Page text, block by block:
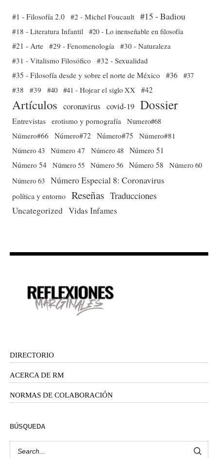
#1 - Filosofía 2.0 #2 - Michel Foucault #15 - Badiou
#18 - Literatura Infantil #20 - Lo inenseñable en filosofía
#21 - Arte #29 - Fenomenología
#30 - Naturaleza
#31 - Vitalismo Filosófico
#32 - Sexualidad
#35 - Filosofía desde y sobre el norte de México #36 #37
#38
#39 #40 #41 - Hojear el siglo XX #42
Artículos coronavirus covid-19 Dossier
Entrevistas erotismo y pornografía
Numero#68
Número#66
Número#72 Número#75
Número#81
Número 43 Número 47 Número 48 Número 51
Número 54 Número 55 Número 56 Número 58
Número 60
Número 63 Número Especial 8: Coronavirus
política y entorno Reseñas Traducciones
Uncategorized Vidas Infames
DIRECTORIO
ACERCA DE RM
NORMAS DE COLABORACIÓN
BÚSQUEDA